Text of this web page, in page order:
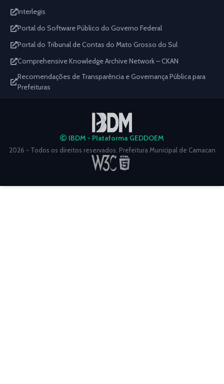
Interlegis
Portal do Software Público do Governo Federal
Portal do Tribunal de Contas do Mato Grosso do Sul
Comprehensive Knowledge Archive Network – CKAN
Recomendações de Transparência e Governança Pública para
Prefeituras
IBDM - Plataforma GEDDOEM
2026 - Todos os direitos reservados. Prefeitura Municipal de Camacan